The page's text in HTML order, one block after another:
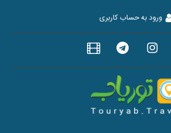
ورود به حساب کاربری